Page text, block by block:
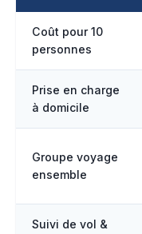
Coût pour 10
personnes
Prise en charge
à domicile
Groupe voyage
ensemble
Suivi de vol &